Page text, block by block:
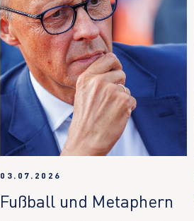
03.07.2026
Fußball und Metaphern